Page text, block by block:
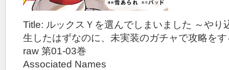
Title: ルックスＹを選んでしまいました ～やり
生したはずなのに、未実装のガチャで攻略を
raw 第01-03巻
Associated Names